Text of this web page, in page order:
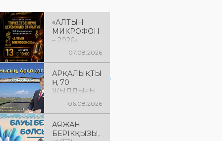
View this post on Instagram
«АЛТЫН
МИКРОФОН
– 2026»
БАЙҚАУЫН
Ы АШЫЛУЫ
Сіздерді
вокалистерді
ң «Алтын
микрофон –
2026» XXII
халықаралық
байқауының
07.08.2026
АРҚАЛЫҚТЫ
Ң 70
ЖЫЛДЫҒЫ
ҚҰТТЫ06.08.2026
АЯЖАН
БЕРІКҚЫЗЫ,